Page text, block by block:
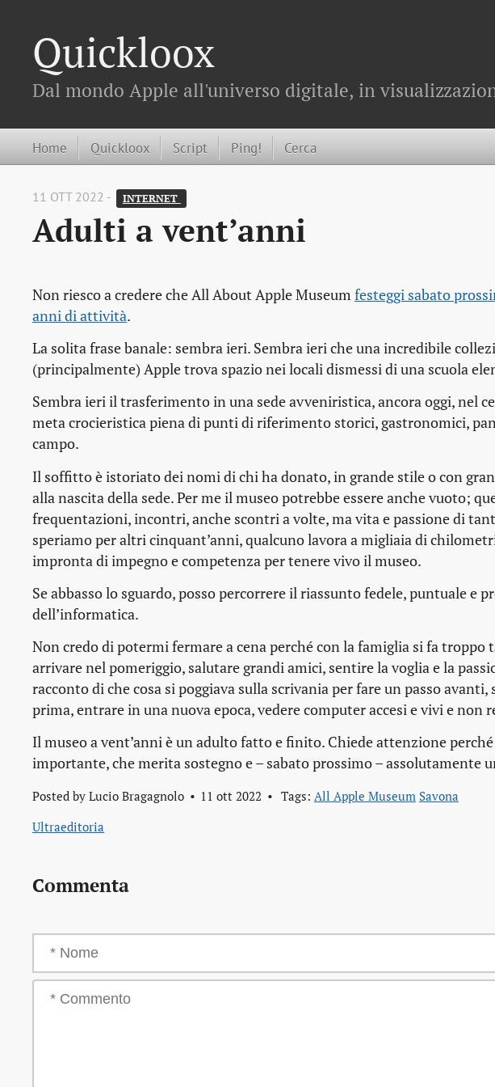
Quickloox
Dal mondo Apple all'universo digitale, in
Home Quickloox Script Ping! Cerca
11 OTT 2022 - INTERNET
Adulti a vent’anni
Non riesco a credere che All About Apple Museum festeggi sabato
anni di attività.
La solita frase banale: sembra ieri. Sembra ieri che una incredibile
(principalmente) Apple trova spazio nei locali dismessi di una scuola
Sembra ieri il trasferimento in una sede avveniristica, ancora oggi, nel
meta crocieristica piena di punti di riferimento storici, gastronomici,
campo.
Il soffitto è istoriato dei nomi di chi ha donato, in grande stile o con
alla nascita della sede. Per me il museo potrebbe essere anche vuoto;
frequentazioni, incontri, anche scontri a volte, ma vita e passione di
speriamo per altri cinquant’anni, qualcuno lavora a migliaia di
impronta di impegno e competenza per tenere vivo il museo.
Se abbasso lo sguardo, posso percorrere il riassunto fedele, puntuale e
dell’informatica.
Non credo di potermi fermare a cena perché con la famiglia si fa
arrivare nel pomeriggio, salutare grandi amici, sentire la voglia e la
racconto di che cosa si poggiava sulla scrivania per fare un passo
prima, entrare in una nuova epoca, vedere computer accesi e vivi e non
Il museo a vent’anni è un adulto fatto e finito. Chiede attenzione
importante, che merita sostegno e – sabato prossimo – assolutamente
Posted by Lucio Bragagnolo 11 ott 2022 Tags: All Apple Museum Savona
Ultraeditoria
Commenta